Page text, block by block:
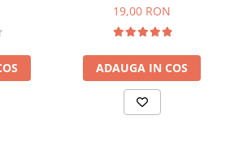
19,00 RON
ADAUGA IN COS